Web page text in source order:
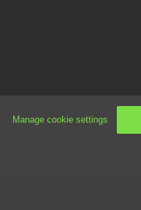
Manage cookie settings